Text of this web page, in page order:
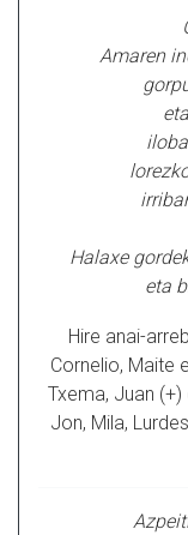
Amaren
Halaxe
eta
Hire anai-
Cornelio, Maite
Txema, Juan
Jon, Mila,